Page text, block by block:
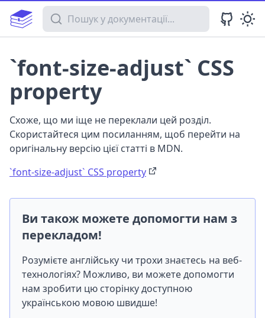
Пошук у документації
`font-size-adjust` CSS
property
Схоже, що ми іще не переклали цей розділ.
Скористайтеся цим посиланням, щоб перейти на
оригінальну версію цієї статті в MDN.
`font-size-adjust` CSS property
Ви також можете допомогти нам з
перекладом!
Розумієте англійську чи трохи знаєтесь на веб-
технологіях? Можливо, ви можете допомогти
нам зробити цю сторінку доступною
українською мовою швидше!